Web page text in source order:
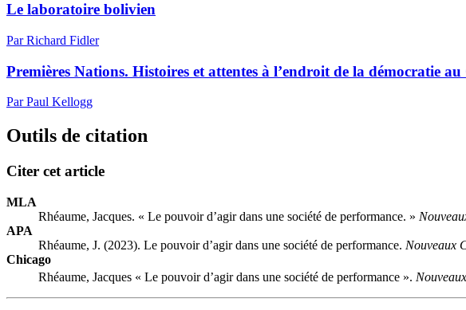
Le laboratoire bolivien
Par Richard Fidler
Premières Nations. Histoires et attentes à l’endroit de la démocratie
Par Paul Kellogg
Outils de citation
Citer cet article
MLA
Rhéaume, Jacques. « Le pouvoir d’agir dans une société de performance. »
APA
Rhéaume, J. (2023). Le pouvoir d’agir dans une société de performance. Nouveaux
Chicago
Rhéaume, Jacques « Le pouvoir d’agir dans une société de performance ».